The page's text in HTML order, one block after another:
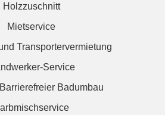
Holzzuschnitt
Mietservice
Transportervermietung
Service
Badumbau